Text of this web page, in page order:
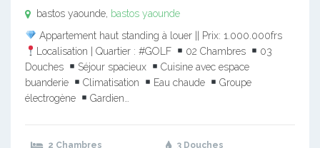
bastos yaounde, bastos yaounde
Appartement haut standing à louer || Prix: 1.000.000frs
Localisation | Quartier : #GOLF
02 Chambres
03
Douches
Séjour spacieux
Cuisine avec espace
buanderie
Climatisation Eau chaude
Groupe
électrogène
Gardien…
2 Chambres 3 Douches